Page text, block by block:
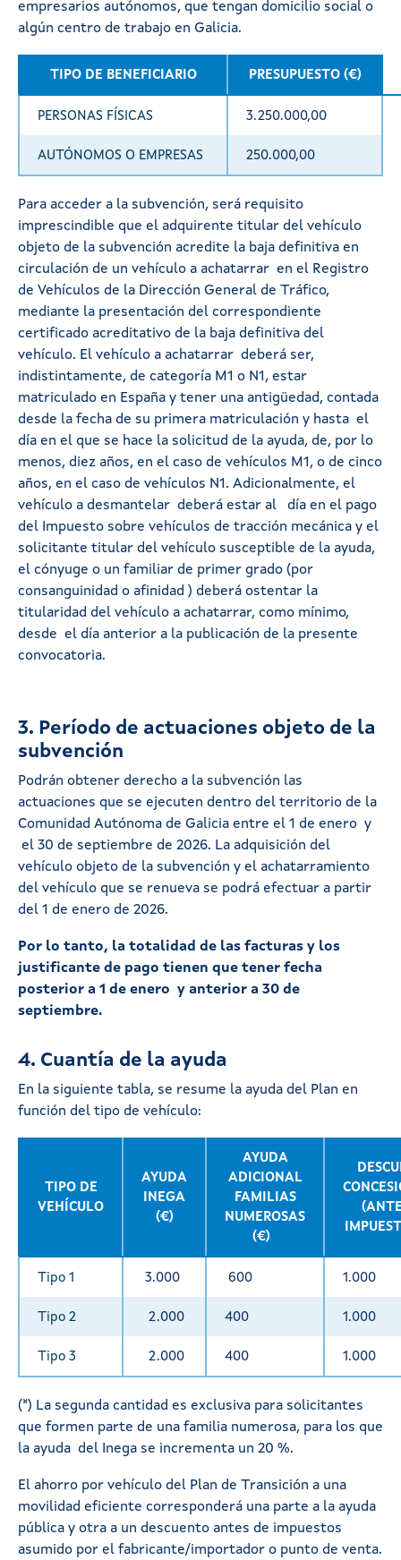
empresarios autónomos, que tengan domicilio social o
algún centro de trabajo en Galicia.
TIPO DE BENEFICIARIO PRESUPUESTO (€)
PERSONAS FÍSICAS 3.250.000,00
AUTÓNOMOS O EMPRESAS 250.000,00
Para acceder a la subvención, será requisito
imprescindible que el adquirente titular del vehículo
objeto de la subvención acredite la baja definitiva en
circulación de un vehículo a achatarrar en el Registro
de Vehículos de la Dirección General de Tráfico,
mediante la presentación del correspondiente
certificado acreditativo de la baja definitiva del
vehículo. El vehículo a achatarrar deberá ser,
indistintamente, de categoría M1 o N1, estar
matriculado en España y tener una antigüedad, contada
desde la fecha de su primera matriculación y hasta el
día en el que se hace la solicitud de la ayuda, de, por lo
menos, diez años, en el caso de vehículos M1, o de cinco
años, en el caso de vehículos N1. Adicionalmente, el
vehículo a desmantelar deberá estar al día en el pago
del Impuesto sobre vehículos de tracción mecánica y el
solicitante titular del vehículo susceptible de la ayuda,
el cónyuge o un familiar de primer grado (por
consanguinidad o afinidad ) deberá ostentar la
titularidad del vehículo a achatarrar, como mínimo,
desde el día anterior a la publicación de la presente
convocatoria.
3. Período de actuaciones objeto de la
subvención
Podrán obtener derecho a la subvención las
actuaciones que se ejecuten dentro del territorio de la
Comunidad Autónoma de Galicia entre el 1 de enero y
el 30 de septiembre de 2026. La adquisición del
vehículo objeto de la subvención y el achatarramiento
del vehículo que se renueva se podrá efectuar a partir
del 1 de enero de 2026.
Por lo tanto, la totalidad de las facturas y los
justificante de pago tienen que tener fecha
posterior a 1 de enero y anterior a 30 de
septiembre.
4. Cuantía de la ayuda
En la siguiente tabla, se resume la ayuda del Plan en
función del tipo de vehículo:
TIPO DE
VEHÍCULO
AYUDA
INEGA
(€)
AYUDA
ADICIONAL
FAMILIAS
NUMEROSAS
(€)
Tipo 1 3.000 600 1.000
Tipo 2 2.000 400 1.000
Tipo 3 2.000 400 1.000
(*) La segunda cantidad es exclusiva para solicitantes
que formen parte de una familia numerosa, para los que
la ayuda del Inega se incrementa un 20 %.
El ahorro por vehículo del Plan de Transición a una
movilidad eficiente corresponderá una parte a la ayuda
pública y otra a un descuento antes de impuestos
asumido por el fabricante/importador o punto de venta.